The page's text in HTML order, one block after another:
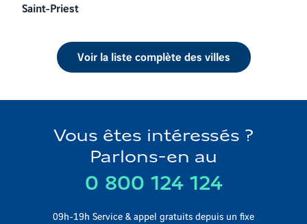
Saint-Priest
Voir la liste complète des villes
Vous êtes intéressés ?
Parlons-en au
0 800 124 124
09h-19h Service & appel gratuits depuis un fixe